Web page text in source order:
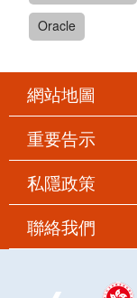
Oracle
網站地圖
重要告示
私隱政策
聯絡我們